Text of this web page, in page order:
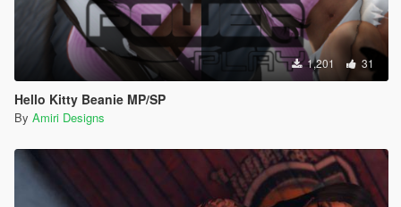
1,201 31
Hello Kitty Beanie MP/SP
By Amiri Designs